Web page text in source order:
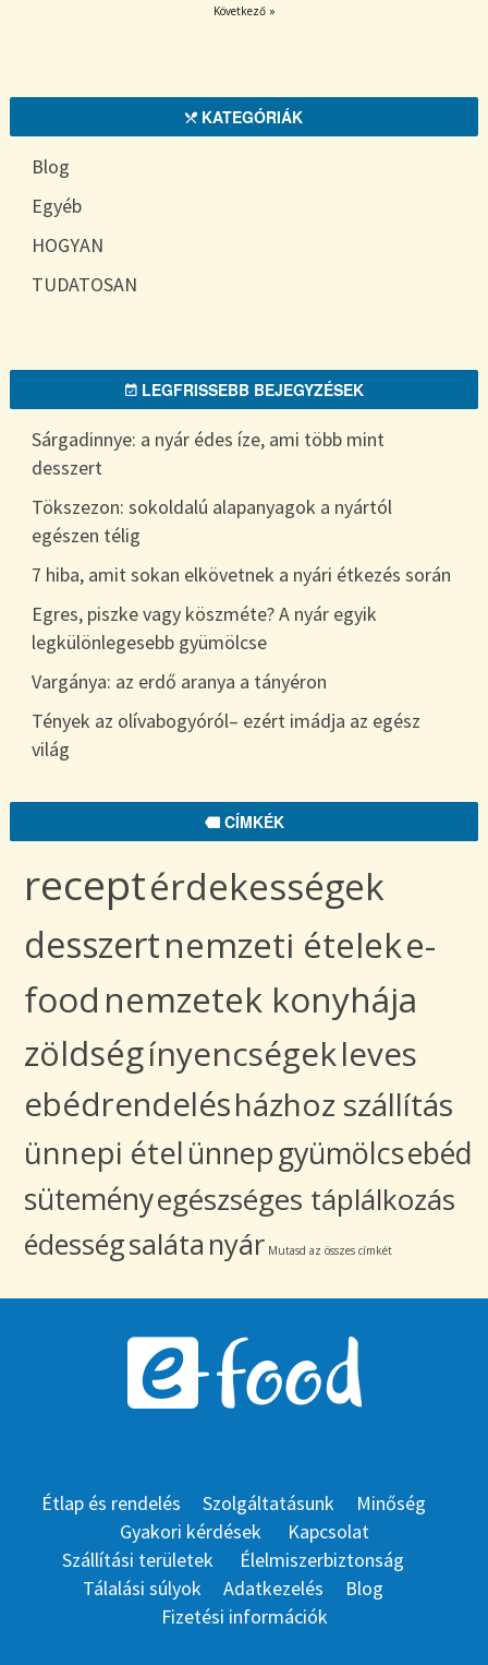
Következő »
KATEGÓRIÁK
Blog
Egyéb
HOGYAN
TUDATOSAN
LEGFRISSEBB BEJEGYZÉSEK
Sárgadinnye: a nyár édes íze, ami több mint
desszert
Tökszezon: sokoldalú alapanyagok a nyártól
egészen télig
7 hiba, amit sokan elkövetnek a nyári étkezés során
Egres, piszke vagy köszméte? A nyár egyik
legkülönlegesebb gyümölcse
Vargánya: az erdő aranya a tányéron
Tények az olívabogyóról– ezért imádja az egész
világ
CÍMKÉK
receptérdekességek
desszertnemzeti ételeke-
food nemzetek konyhája
zöldségínyencségekleves
ebédrendelésházhoz szállítás
ünnepi ételünnepgyümölcsebéd
süteményegészséges táplálkozás
édességsaláta nyár Mutasd az összes címkét
Étlap és rendelés Szolgáltatásunk
Minőség
Gyakori kérdések
Kapcsolat
Szállítási területek
Élelmiszerbiztonság
Tálalási súlyok
Adatkezelés
Blog
Fizetési információk